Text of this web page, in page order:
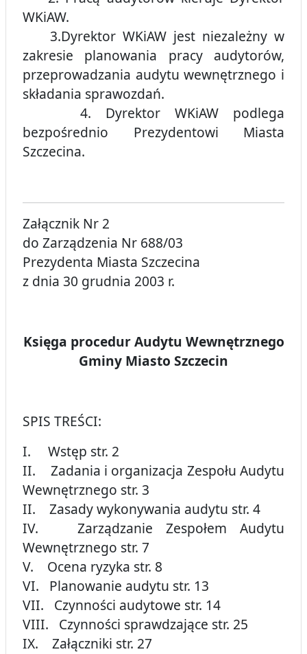
WKiAW.
3.Dyrektor WKiAW jest niezależny w
zakresie planowania pracy audytorów,
przeprowadzania audytu wewnętrznego i
składania sprawozdań.
4. Dyrektor WKiAW podlega
bezpośrednio Prezydentowi Miasta
Szczecina.
Załącznik Nr 2
do Zarządzenia Nr 688/03
Prezydenta Miasta Szczecina
z dnia 30 grudnia 2003 r.
Księga procedur Audytu Wewnętrznego
Gminy Miasto Szczecin
SPIS TREŚCI:
I. Wstęp str. 2
II. Zadania i organizacja Zespołu Audytu
Wewnętrznego str. 3
II. Zasady wykonywania audytu str. 4
IV. Zarządzanie Zespołem Audytu
Wewnętrznego str. 7
V. Ocena ryzyka str. 8
VI. Planowanie audytu str. 13
VII. Czynności audytowe str. 14
VIII. Czynności sprawdzające str. 25
IX. Załączniki str. 27